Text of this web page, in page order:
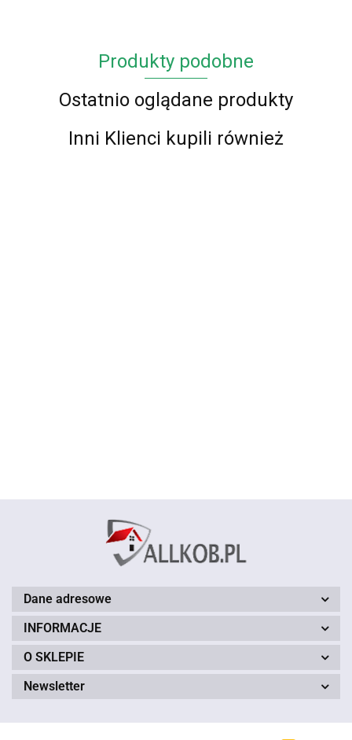
Produkty podobne
Ostatnio oglądane produkty
Inni Klienci kupili również
Dane adresowe
INFORMACJE
O SKLEPIE
Newsletter